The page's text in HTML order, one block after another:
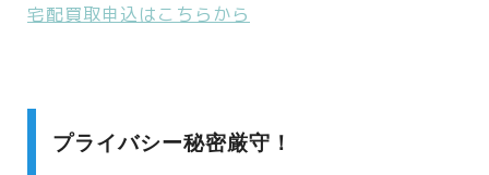
宅配買取申込はこちらから
プライバシー秘密厳守！